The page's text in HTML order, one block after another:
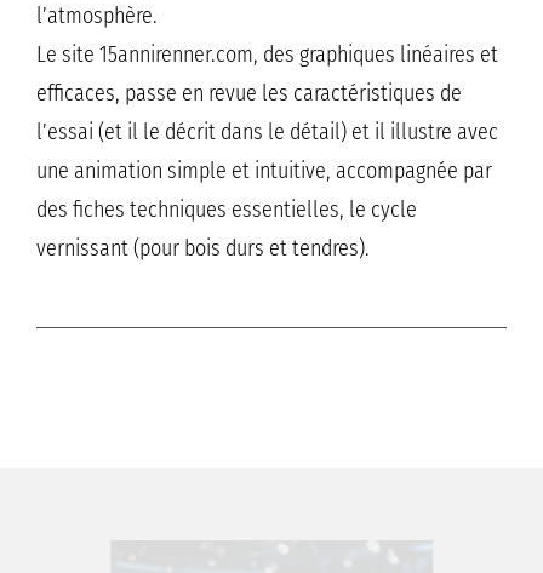
l’atmosphère.
Le site 15annirenner.com, des graphiques linéaires et
efficaces, passe en revue les caractéristiques de
l’essai (et il le décrit dans le détail) et il illustre avec
une animation simple et intuitive, accompagnée par
des fiches techniques essentielles, le cycle
vernissant (pour bois durs et tendres).